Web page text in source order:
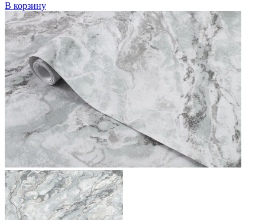
В корзину